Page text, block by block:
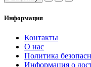
Информация
Контакты
О нас
Политика
Информация о